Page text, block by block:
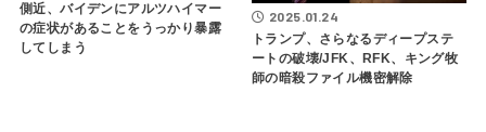
側近、バイデンにアルツハイマー
の症状があることをうっかり暴露
してしまう
2025.01.24
トランプ、さらなるディープステ
ートの破壊/JFK、RFK、キング牧
師の暗殺ファイル機密解除